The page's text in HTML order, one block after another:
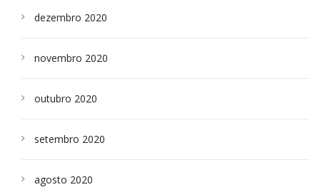
dezembro 2020
novembro 2020
outubro 2020
setembro 2020
agosto 2020